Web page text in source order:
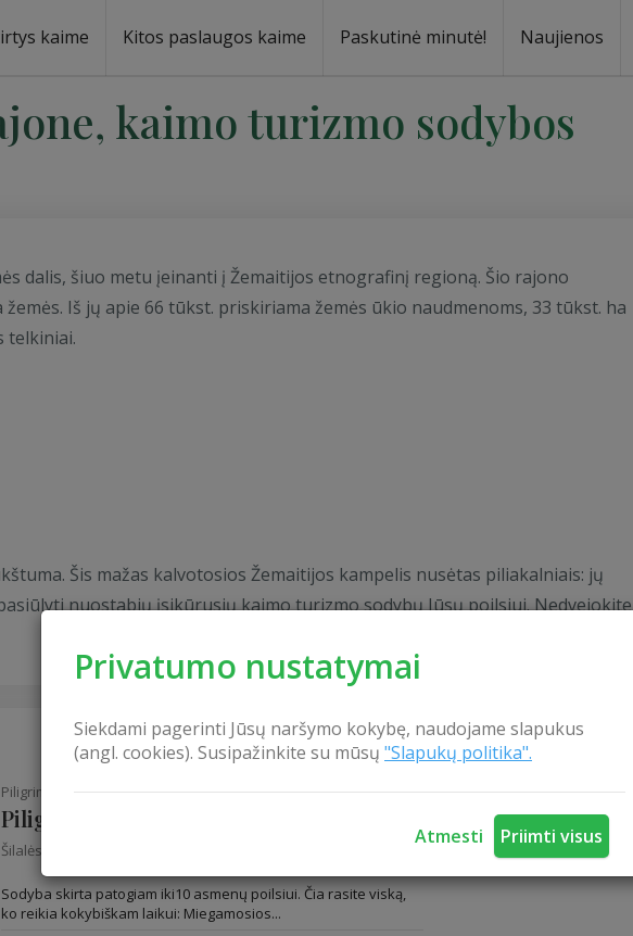
Privatumo nustatymai
Siekdami pagerinti Jūsų naršymo kokybę, naudojame slapukus
(angl. cookies). Susipažinkite su mūsų "Slapukų politika".
Atmesti Priimti visus
kaime Kitos paslaugos kaime Paskutinė minutė! Naujienos
kaimo turizmo sodybos
dalis, šiuo metu įeinanti į Žemaitijos etnografinį regioną. Šio rajono
Iš jų apie 66 tūkst. priskiriama žemės ūkio naudmenoms, 33 tūkst. ha
telkiniai.
Šis mažas kalvotosios Žemaitijos kampelis nusėtas piliakalniais: jų
nuostabių įsikūrusių kaimo turizmo sodybų Jūsų poilsiui. Nedvejokite
Piligrimo sodyba
Piligrimo sodyba
Šilalės rajonas
Sodyba skirta patogiam iki10 asmenų poilsiui. Čia rasite viską,
ko reikia kokybiškam laikui: Miegamosios...
Sodybos komforto lygis